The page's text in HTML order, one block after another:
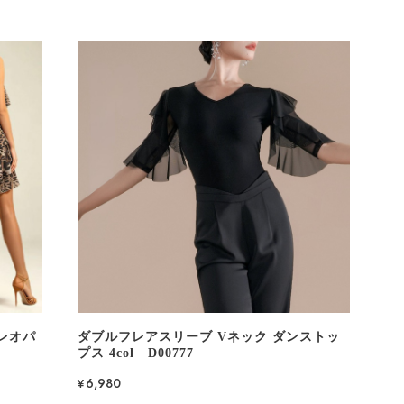
オパ
ダブルフレアスリーブ Vネック ダンストッ
プス 4col D00777
¥6,980